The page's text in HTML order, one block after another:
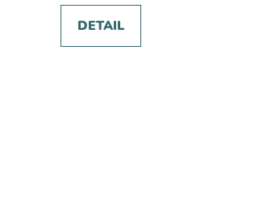
DETAIL